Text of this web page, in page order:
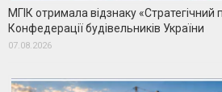
МГІК отримала відзнаку «Стратегічний
Конфедерації будівельників України
07.08.2026